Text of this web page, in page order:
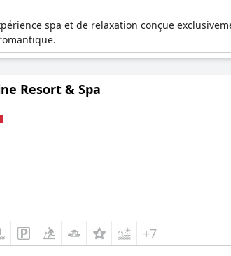
spa et de relaxation conçue
Resort & Spa
+7